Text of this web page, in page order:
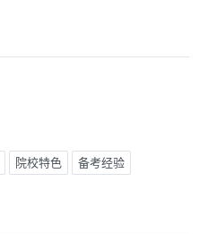
院校特色 备考经验